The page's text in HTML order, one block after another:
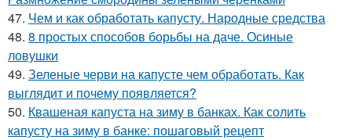
47. Чем и как обработать капусту. Народные средства
48. 8 простых способов борьбы на даче. Осиные
ловушки
49. Зеленые черви на капусте чем обработать. Как
выглядит и почему появляется?
50. Квашеная капуста на зиму в банках. Как солить
капусту на зиму в банке: пошаговый рецепт